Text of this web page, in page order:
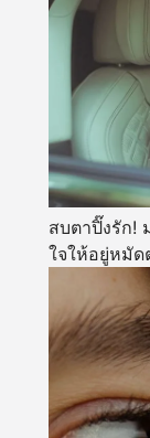
สบตาปิ๊งรัก!
ใจให้อยู่หมั